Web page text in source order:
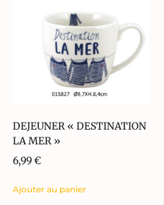
DEJEUNER « DESTINATION
LA MER »
6,99€
Ajouter au panier